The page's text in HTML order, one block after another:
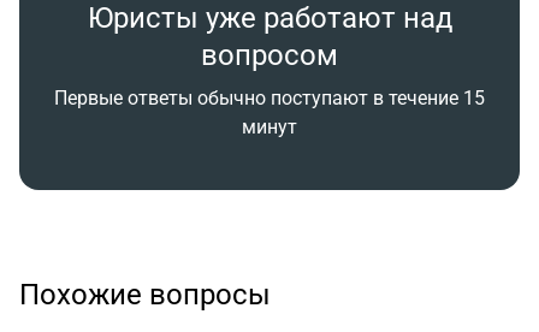
Юристы уже работают над
вопросом
Первые ответы обычно поступают в течение 15
минут
Похожие вопросы